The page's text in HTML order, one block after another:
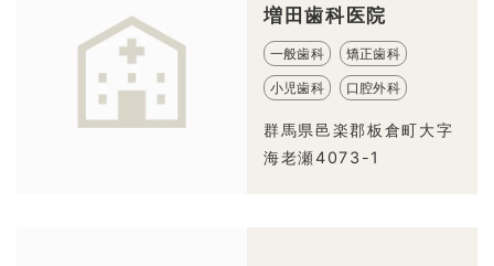
増田歯科医院
一般歯科 矯正歯科
小児歯科 口腔外科
群馬県邑楽郡板倉町大字
海老瀬4073-1